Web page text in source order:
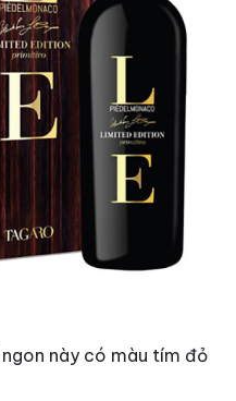
này có màu tím đỏ